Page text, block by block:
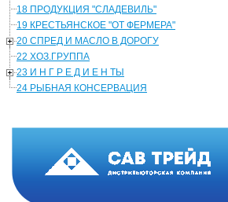
18 ПРОДУКЦИЯ "СЛАДЕВИЛЬ"
19 КРЕСТЬЯНСКОЕ "ОТ ФЕРМЕРА"
20 СПРЕД И МАСЛО В ДОРОГУ
22 ХОЗ.ГРУППА
23 И Н Г Р Е Д И Е Н ТЫ
24 РЫБНАЯ КОНСЕРВАЦИЯ